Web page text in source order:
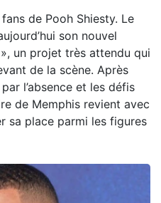
de Pooh Shiesty. Le
son nouvel
un projet très attendu qui
de la scène. Après
l’absence et les défis
de Memphis revient avec
sa place parmi les figures